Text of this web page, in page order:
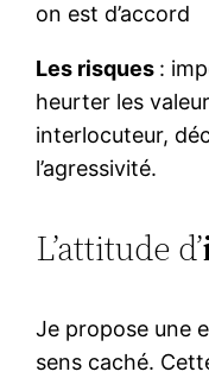
on est d’accord
Les risques :
heurter les
interlocuteur,
l’agressivité.
L’attitude d’
Je propose une
sens caché.